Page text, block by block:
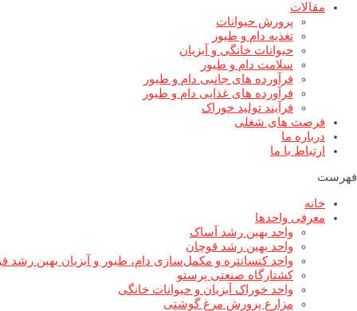
مقالات
پرورش حیوانات
تغذیه دام و طیور
حیوانات خانگی و آبزیان
سلامت دام و طیور
فرآورده های جانبی دام و طیور
فرآورده های غذایی دام و طیور
فرآیند تولید خوراک
فرصت های شغلی
درباره ما
ارتباط با ما
فهرست
خانه
معرفی واحدها
واحد بهین رشد آساک
واحد بهین رشد قوچان
واحد کنسانتره و مکمل‌سازی دام، طیور و آبزیان بهین رشد
کشتارگاه صنعتی پرستو
واحد خوراک آبزیان و حیوانات خانگی
مزارع پرورش مرغ گوشتی